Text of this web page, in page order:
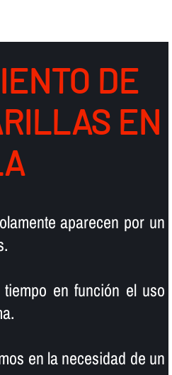
DE
EN
aparecen por un
en función el uso
en la necesidad de un